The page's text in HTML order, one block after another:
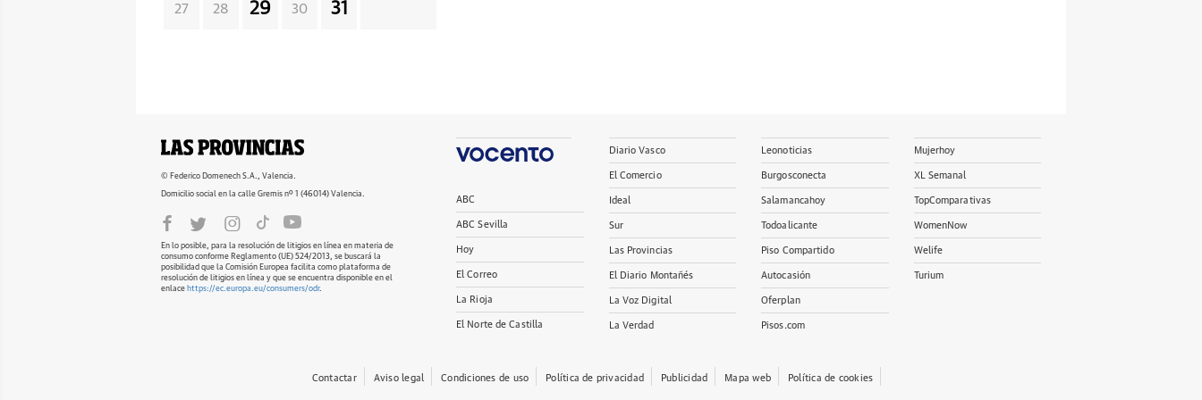
27 28 29 30 31
© Federico Domenech S.A., Valencia.
Domicilio social en la calle Gremis nº 1 (46014) Valencia.
En lo posible, para la resolución de litigios en línea en materia de
consumo conforme Reglamento (UE) 524/2013, se buscará la
posibilidad que la Comisión Europea facilita como plataforma de
resolución de litigios en línea y que se encuentra disponible en el
enlace https://ec.europa.eu/consumers/odr.
ABC
ABC Sevilla
Hoy
El Correo
La Rioja
El Norte de Castilla
Diario Vasco
El Comercio
Ideal
Sur
Las Provincias
El Diario Montañés
La Voz Digital
La Verdad
Leonoticias
Burgosconecta
Salamancahoy
Todoalicante
Piso Compartido
Autocasión
Oferplan
Pisos.com
Mujerhoy
XL Semanal
TopComparativas
WomenNow
Welife
Turium
Contactar Aviso legal Condiciones de uso Política de privacidad Publicidad Mapa web Política de cookies